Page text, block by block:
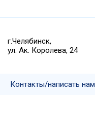
г.Челябинск,
ул. Ак. Королева, 24
Контакты/написать нам